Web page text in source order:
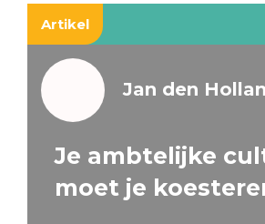
Artikel
Jan den
Je ambtelijke
moet je